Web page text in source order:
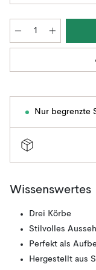
Nur begrenzte
Wissenswertes
Drei Körbe
Stilvolles
Perfekt als
Hergestellt aus